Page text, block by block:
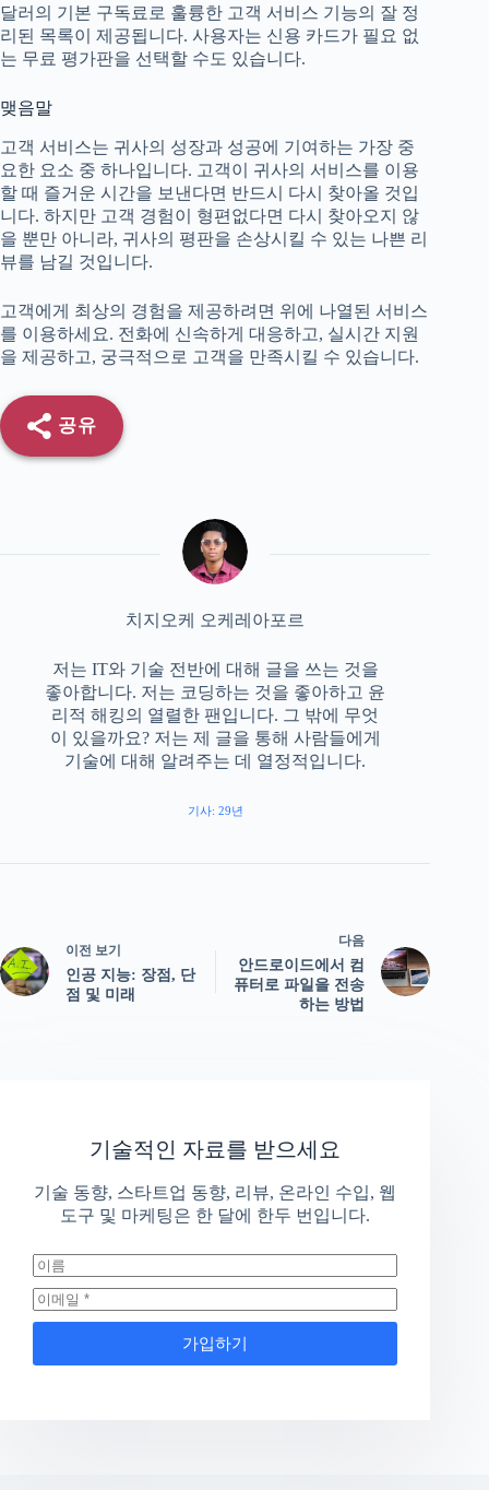
달러의 기본 구독료로 훌륭한 고객 서비스 기능의 잘 정
리된 목록이 제공됩니다. 사용자는 신용 카드가 필요 없
는 무료 평가판을 선택할 수도 있습니다.
맺음말
고객 서비스는 귀사의 성장과 성공에 기여하는 가장 중
요한 요소 중 하나입니다. 고객이 귀사의 서비스를 이용
할 때 즐거운 시간을 보낸다면 반드시 다시 찾아올 것입
니다. 하지만 고객 경험이 형편없다면 다시 찾아오지 않
을 뿐만 아니라, 귀사의 평판을 손상시킬 수 있는 나쁜 리
뷰를 남길 것입니다.
고객에게 최상의 경험을 제공하려면 위에 나열된 서비스
를 이용하세요. 전화에 신속하게 대응하고, 실시간 지원
을 제공하고, 궁극적으로 고객을 만족시킬 수 있습니다.
공유
치지오케 오케레아포르
저는 IT와 기술 전반에 대해 글을 쓰는 것을
좋아합니다. 저는 코딩하는 것을 좋아하고 윤
리적 해킹의 열렬한 팬입니다. 그 밖에 무엇
이 있을까요? 저는 제 글을 통해 사람들에게
기술에 대해 알려주는 데 열정적입니다.
기사: 29년
이전 보기
인공 지능: 장점, 단
점 및 미래
다음
안드로이드에서 컴
퓨터로 파일을 전송
하는 방법
기술적인 자료를 받으세요
기술 동향, 스타트업 동향, 리뷰, 온라인 수입, 웹
도구 및 마케팅은 한 달에 한두 번입니다.
가입하기